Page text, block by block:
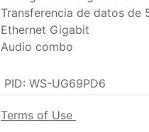
Transferencia de datos de
Ethernet Gigabit
Audio combo
PID: WS-UG69PD6
Terms of Use